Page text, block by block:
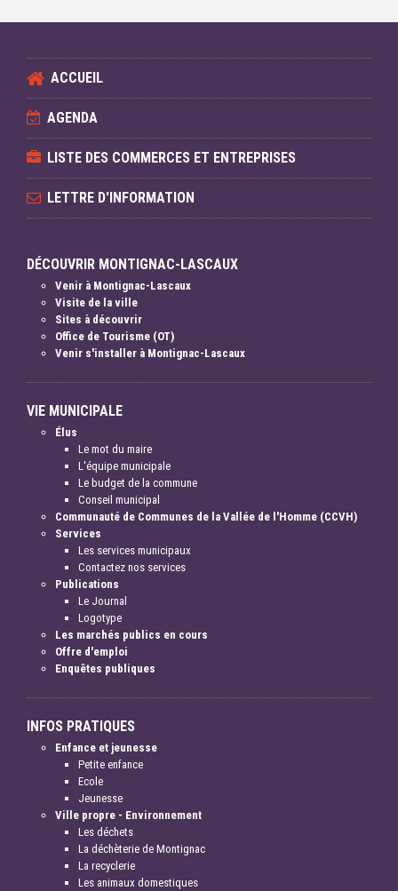
ACCUEIL
AGENDA
LISTE DES COMMERCES ET ENTREPRISES
LETTRE D'INFORMATION
DÉCOUVRIR MONTIGNAC-LASCAUX
Venir à Montignac-Lascaux
Visite de la ville
Sites à découvrir
Office de Tourisme (OT)
Venir s'installer à Montignac-Lascaux
VIE MUNICIPALE
Élus
Le mot du maire
L'équipe municipale
Le budget de la commune
Conseil municipal
Communauté de Communes de la Vallée de l'Homme (CCVH)
Services
Les services municipaux
Contactez nos services
Publications
Le Journal
Logotype
Les marchés publics en cours
Offre d'emploi
Enquêtes publiques
INFOS PRATIQUES
Enfance et jeunesse
Petite enfance
Ecole
Jeunesse
Ville propre - Environnement
Les déchets
La déchèterie de Montignac
La recyclerie
Les animaux domestiques